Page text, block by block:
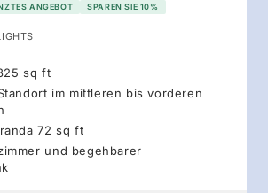
ANGEBOT SPAREN SIE 10%
sq ft
im mittleren bis vorderen
72 sq ft
und begehbarer